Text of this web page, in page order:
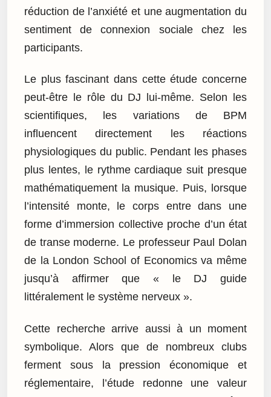
réduction de l’anxiété et une augmentation du
sentiment de connexion sociale chez les
participants.
Le plus fascinant dans cette étude concerne
peut-être le rôle du DJ lui-même. Selon les
scientifiques, les variations de BPM
influencent directement les réactions
physiologiques du public. Pendant les phases
plus lentes, le rythme cardiaque suit presque
mathématiquement la musique. Puis, lorsque
l’intensité monte, le corps entre dans une
forme d’immersion collective proche d’un état
de transe moderne. Le professeur Paul Dolan
de la London School of Economics va même
jusqu’à affirmer que « le DJ guide
littéralement le système nerveux ».
Cette recherche arrive aussi à un moment
symbolique. Alors que de nombreux clubs
ferment sous la pression économique et
réglementaire, l’étude redonne une valeur